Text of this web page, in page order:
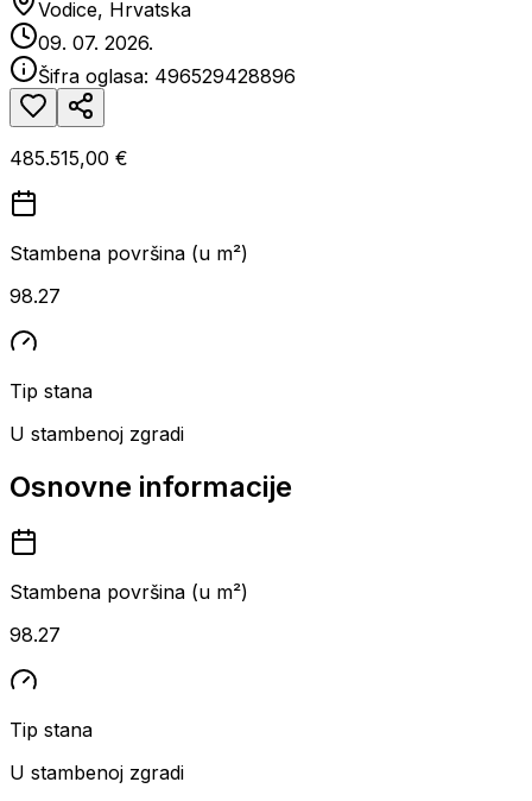
Vodice, Hrvatska
09. 07. 2026.
Šifra oglasa: 496529428896
485.515,00 €
Stambena površina (u m²)
98.27
Tip stana
U stambenoj zgradi
Osnovne informacije
Stambena površina (u m²)
98.27
Tip stana
U stambenoj zgradi